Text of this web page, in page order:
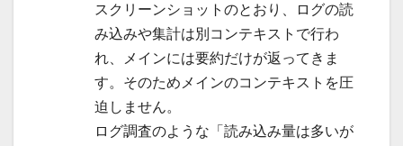
スクリーンショットのとおり、ログの読
み込みや集計は別コンテキストで行わ
れ、メインには要約だけが返ってきま
す。そのためメインのコンテキストを圧
迫しません。
ログ調査のような「読み込み量は多いが